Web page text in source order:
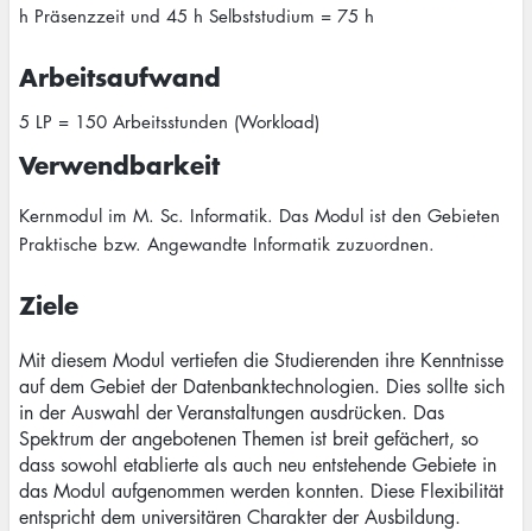
h Präsenzzeit und 45 h Selbststudium = 75 h
Arbeitsaufwand
5 LP = 150 Arbeitsstunden (Workload)
Verwendbarkeit
Kernmodul im M. Sc. Informatik. Das Modul ist den Gebieten
Praktische bzw. Angewandte Informatik zuzuordnen.
Ziele
Mit diesem Modul vertiefen die Studierenden ihre Kenntnisse
auf dem Gebiet der Datenbanktechnologien. Dies sollte sich
in der Auswahl der Veranstaltungen ausdrücken. Das
Spektrum der angebotenen Themen ist breit gefächert, so
dass sowohl etablierte als auch neu entstehende Gebiete in
das Modul aufgenommen werden konnten. Diese Flexibilität
entspricht dem universitären Charakter der Ausbildung.